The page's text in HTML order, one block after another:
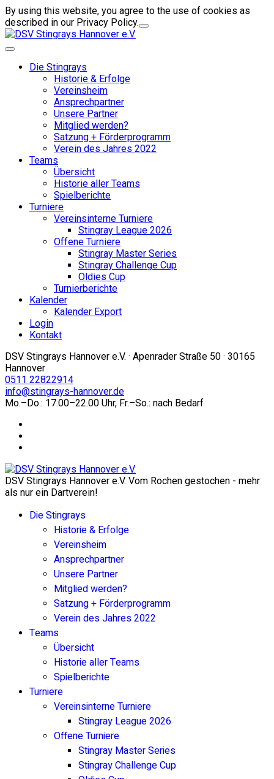
By using this website, you agree to the use of cookies as
described in our Privacy Policy.
Die Stingrays
Historie & Erfolge
Vereinsheim
Ansprechpartner
Unsere Partner
Mitglied werden?
Satzung + Förderprogramm
Verein des Jahres 2022
Teams
Übersicht
Historie aller Teams
Spielberichte
Turniere
Vereinsinterne Turniere
Stingray League 2026
Offene Turniere
Stingray Master Series
Stingray Challenge Cup
Oldies Cup
Turnierberichte
Kalender
Kalender Export
Login
Kontakt
DSV Stingrays Hannover e.V. · Apenrader Straße 50 · 30165
Hannover
0511 22822914
info@stingrays-hannover.de
Mo.–Do.: 17.00–22.00 Uhr, Fr.–So.: nach Bedarf
DSV Stingrays Hannover e.V. Vom Rochen gestochen - mehr
als nur ein Dartverein!
Die Stingrays
Historie & Erfolge
Vereinsheim
Ansprechpartner
Unsere Partner
Mitglied werden?
Satzung + Förderprogramm
Verein des Jahres 2022
Teams
Übersicht
Historie aller Teams
Spielberichte
Turniere
Vereinsinterne Turniere
Stingray League 2026
Offene Turniere
Stingray Master Series
Stingray Challenge Cup